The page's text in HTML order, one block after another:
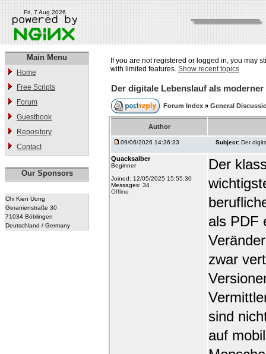
Fri, 7 Aug 2026
Main Menu
Home
Free Scripts
Forum
Guestbook
Repository
Contact
Our Sponsors
Chi Kien Uong
Geranienstraße 30
71034 Böblingen
Deutschland / Germany
If you are not registered or logged in, you may
with limited features. Show recent topics
Der digitale Lebenslauf als
Forum Index » General
Author
09/06/2026 14:36:33 Subject: Der
Quacksalber
Beginner
Joined: 12/05/2025 15:55:30
Messages: 34
Offline
Der
als PDF
zwar
sind
auf